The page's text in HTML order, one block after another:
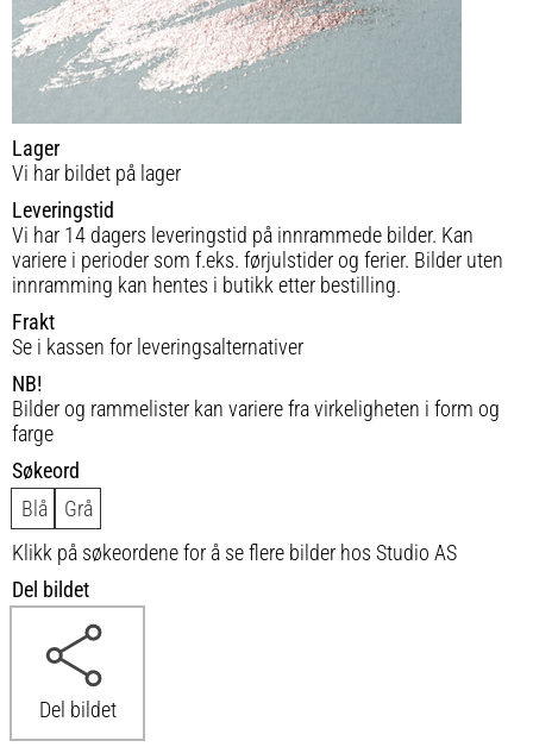
Lager
Vi har bildet på lager
Leveringstid
Vi har 14 dagers leveringstid på innrammede bilder. Kan
variere i perioder som f.eks. førjulstider og ferier. Bilder uten
innramming kan hentes i butikk etter bestilling.
Frakt
Se i kassen for leveringsalternativer
NB!
Bilder og rammelister kan variere fra virkeligheten i form og
farge
Søkeord
Blå
Grå
Klikk på søkeordene for å se flere bilder hos Studio AS
Del bildet
Del bildet